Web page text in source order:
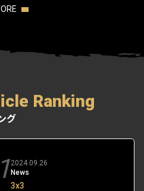
Ranking
グ
12024.09.26
News
3x3